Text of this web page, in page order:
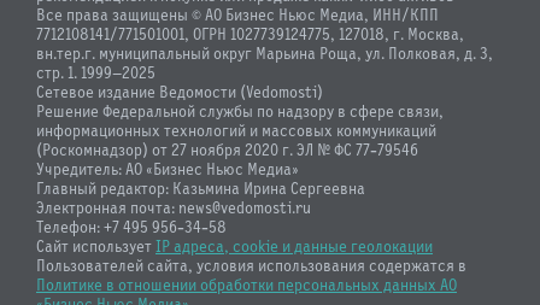
Все права защищены © АО Бизнес Ньюс Медиа, ИНН/КПП
7712108141/771501001, ОГРН 1027739124775, 127018, г. Москва,
вн.тер.г. муниципальный округ Марьина Роща, ул. Полковая, д. 3,
стр. 1. 1999—2025
Сетевое издание Ведомости (Vedomosti)
Решение Федеральной службы по надзору в сфере связи,
информационных технологий и массовых коммуникаций
(Роскомнадзор) от 27 ноября 2020 г. ЭЛ № ФС 77-79546
Учредитель: АО «Бизнес Ньюс Медиа»
Главный редактор: Казьмина Ирина Сергеевна
Электронная почта: news@vedomosti.ru
Телефон: +7 495 956-34-58
Сайт используетIP адреса, cookie и данные геолокации
Пользователей сайта, условия использования содержатся в
Политике в отношении обработки персональных данных АО